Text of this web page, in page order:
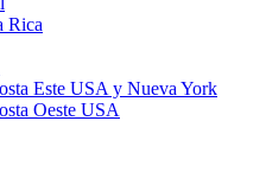
Rica
Este USA y Nueva York
Oeste USA